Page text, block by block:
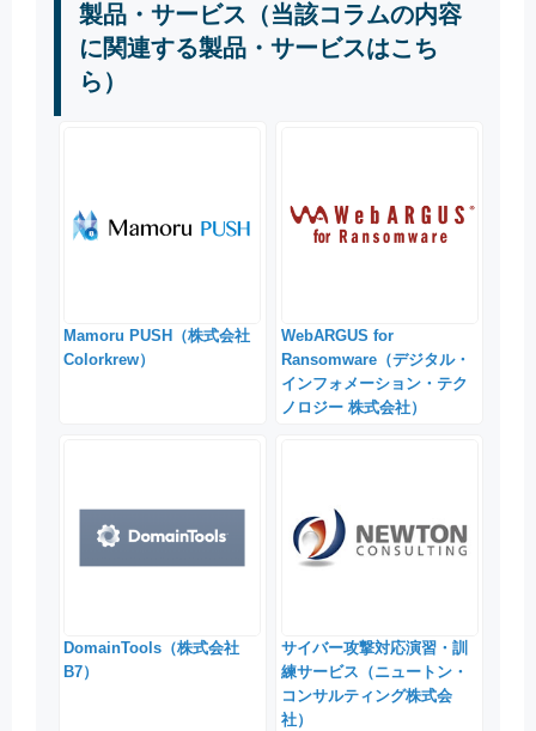
製品・サービス（当該コラムの内容
に関連する製品・サービスはこち
ら）
Mamoru PUSH（株式会社
Colorkrew）
WebARGUS for
Ransomware（デジタル・
インフォメーション・テク
ノロジー 株式会社）
DomainTools（株式会社
B7）
サイバー攻撃対応演習・訓
練サービス（ニュートン・
コンサルティング株式会
社）